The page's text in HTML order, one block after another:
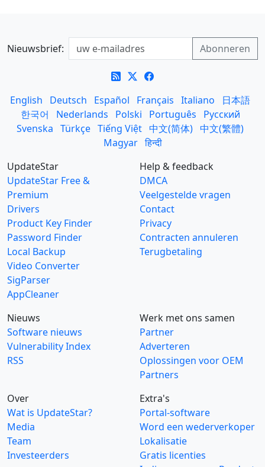
Nieuwsbrief:
English Deutsch Español Français Italiano
日本語
한국어
Nederlands Polski Português
Русский
Svenska Türkçe Tiếng Việt 中文(简体) 中文(繁體)
Magyar हिन्दी
UpdateStar
UpdateStar Free &
Premium
Drivers
Product Key Finder
Password Finder
Local Backup
Video Converter
SigParser
AppCleaner
Help & feedback
DMCA
Veelgestelde vragen
Contact
Privacy
Contracten annuleren
Terugbetaling
Nieuws
Software nieuws
Vulnerability Index
RSS
Werk met ons samen
Partner
Adverteren
Oplossingen voor OEM
Partners
Over
Wat is UpdateStar?
Media
Team
Investeerders
Extra's
Portal-software
Word een wederverkoper
Lokalisatie
Gratis licenties